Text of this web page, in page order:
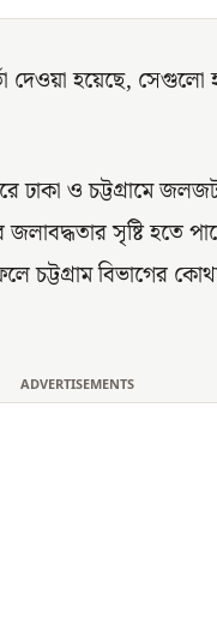
দেওয়া হয়েছে,
ও চট্টগ্রামে জলজট
সৃষ্টি হতে
চট্টগ্রাম বিভাগের
ADVERTISEMENTS